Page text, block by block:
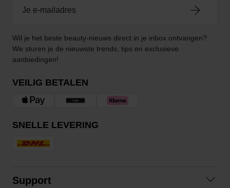
Wil je het beste beauty-nieuws direct in je inbox ontvangen?
We sturen je de nieuwste trends, tips en exclusieve
aanbiedingen!
VEILIG BETALEN
SNELLE LEVERING
Support